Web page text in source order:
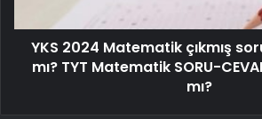
YKS 2024 Matematik çıkmış
mı? TYT Matematik SORU-
mı?